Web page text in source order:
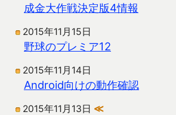
成金大作戦決定版4情報
2015年11月15日
野球のプレミア12
2015年11月14日
Android向けの動作確認
2015年11月13日 ≪